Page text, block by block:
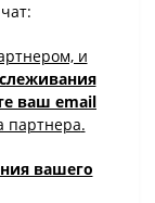
и
ваш email
партнера.
вашего